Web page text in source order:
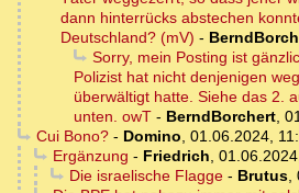
dann hinterrücks abstechen
Deutschland? (mV) -
Sorry, mein Posting ist
Polizist hat nicht denjenigen
überwältigt hatte. Siehe das 2.
unten. owT - BerndBorchert,
Cui Bono?- Domino, 01.06.2024,
Ergänzung - Friedrich,
Die israelische Flagge- Brutus,